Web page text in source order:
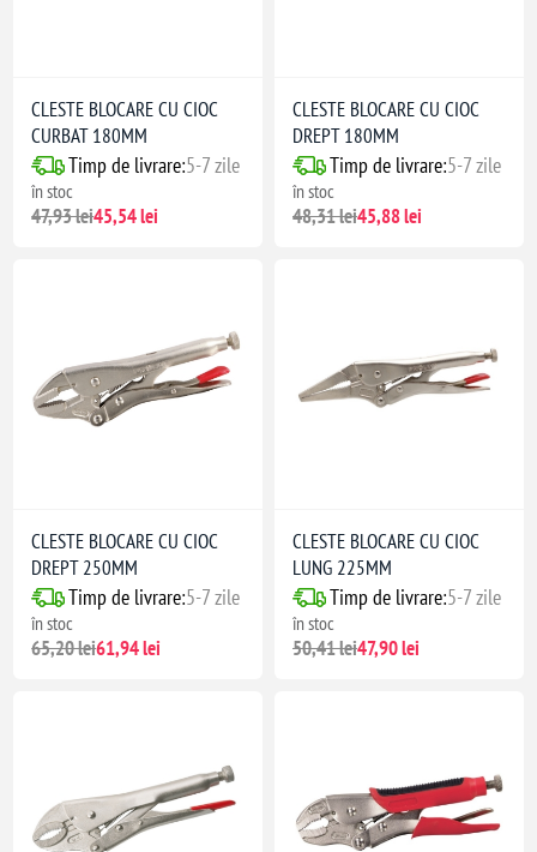
CLESTE BLOCARE CU CIOC
CURBAT 180MM
Timp de livrare:5-7 zile
în stoc
47,93 lei45,54 lei
CLESTE BLOCARE CU CIOC
DREPT 180MM
Timp de livrare:5-7 zile
în stoc
48,31 lei45,88 lei
CLESTE BLOCARE CU CIOC
DREPT 250MM
Timp de livrare:5-7 zile
în stoc
65,20 lei61,94 lei
CLESTE BLOCARE CU CIOC
LUNG 225MM
Timp de livrare:5-7 zile
în stoc
50,41 lei47,90 lei